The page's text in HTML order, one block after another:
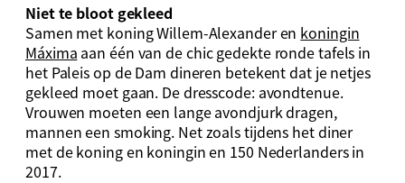
Niet te bloot gekleed
Samen met koning Willem-Alexander en koningin
Máxima aan één van de chic gedekte ronde tafels in
het Paleis op de Dam dineren betekent dat je netjes
gekleed moet gaan. De dresscode: avondtenue.
Vrouwen moeten een lange avondjurk dragen,
mannen een smoking. Net zoals tijdens het diner
met de koning en koningin en 150 Nederlanders in
2017.